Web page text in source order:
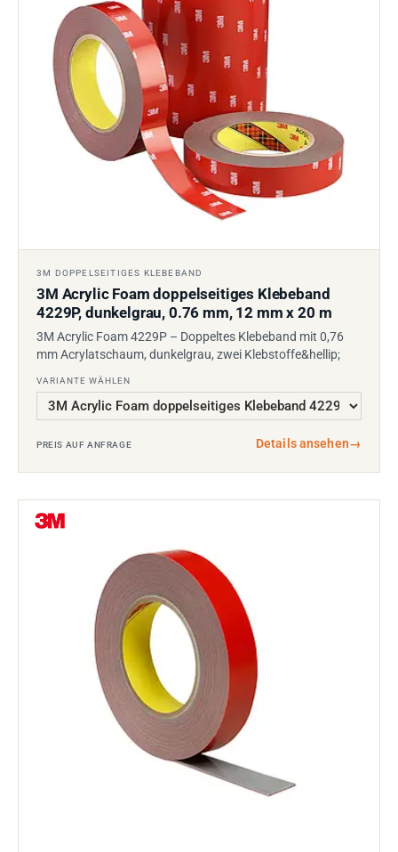
3M DOPPELSEITIGES KLEBEBAND
3M Acrylic Foam doppelseitiges Klebeband
4229P, dunkelgrau, 0.76 mm, 12 mm x 20 m
3M Acrylic Foam 4229P – Doppeltes Klebeband mit 0,76
mm Acrylatschaum, dunkelgrau, zwei Klebstoffe&hellip;
VARIANTE WÄHLEN
PREIS AUF ANFRAGE Details ansehen→